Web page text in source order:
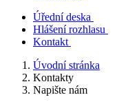
Úřední deska
Hlášení rozhlasu
Kontakt
Úvodní stránka
Kontakty
Napište nám